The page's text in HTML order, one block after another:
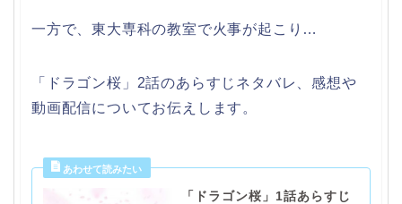
一方で、東大専科の教室で火事が起こり…
「ドラゴン桜」2話のあらすじネタバレ、感想や
動画配信についてお伝えします。
「ドラゴン桜」1話あらすじ